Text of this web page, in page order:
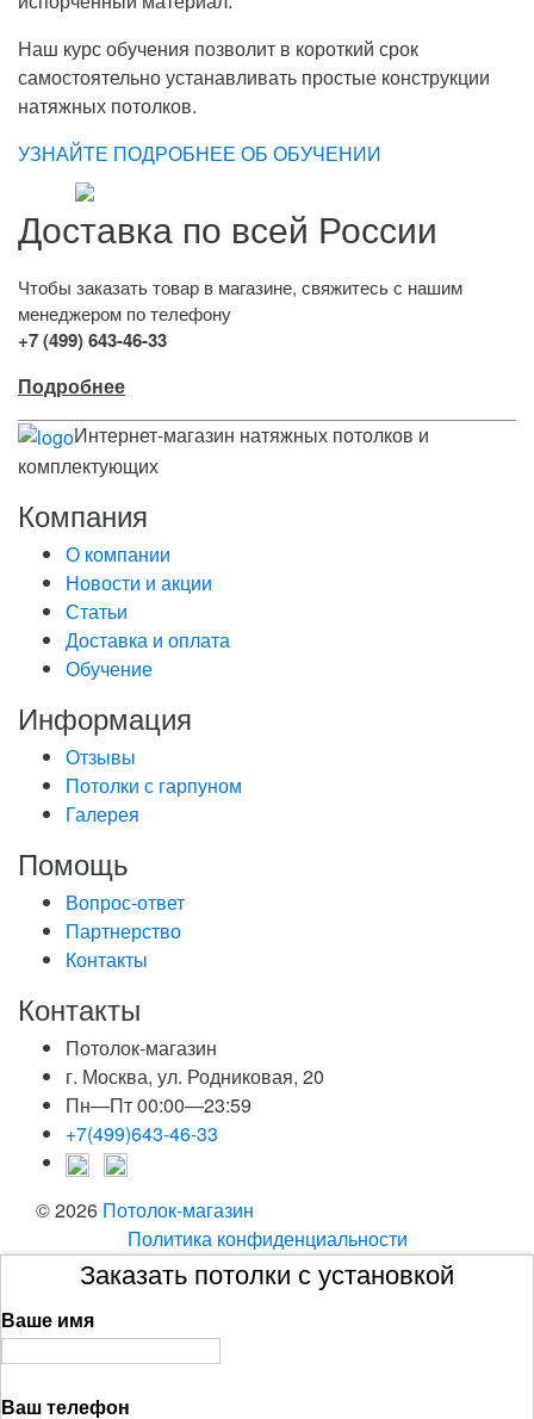
Наш курс обучения позволит в короткий срок
самостоятельно устанавливать простые конструкции
натяжных потолков.
УЗНАЙТЕ ПОДРОБНЕЕ ОБ ОБУЧЕНИИ
Доставка по всей России
Чтобы заказать товар в магазине, свяжитесь с нашим
менеджером по телефону
+7 (499) 643-46-33
Подробнее
Интернет-магазин натяжных потолков и
комплектующих
Компания
О компании
Новости и акции
Статьи
Доставка и оплата
Обучение
Информация
Отзывы
Потолки с гарпуном
Галерея
Помощь
Вопрос-ответ
Партнерство
Контакты
Контакты
Потолок-магазин
г. Москва, ул. Родниковая, 20
Пн—Пт 00:00—23:59
+7(499)643-46-33
© 2026 Потолок-магазин
Политика конфиденциальности
Заказать потолки с установкой
Ваше имя
Ваш телефон